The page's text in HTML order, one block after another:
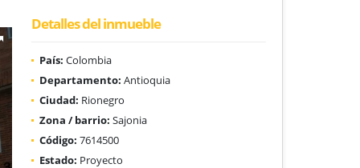
Detalles del inmueble
País: Colombia
Departamento: Antioquia
Ciudad: Rionegro
Zona / barrio: Sajonia
Código: 7614500
Estado: Proyecto